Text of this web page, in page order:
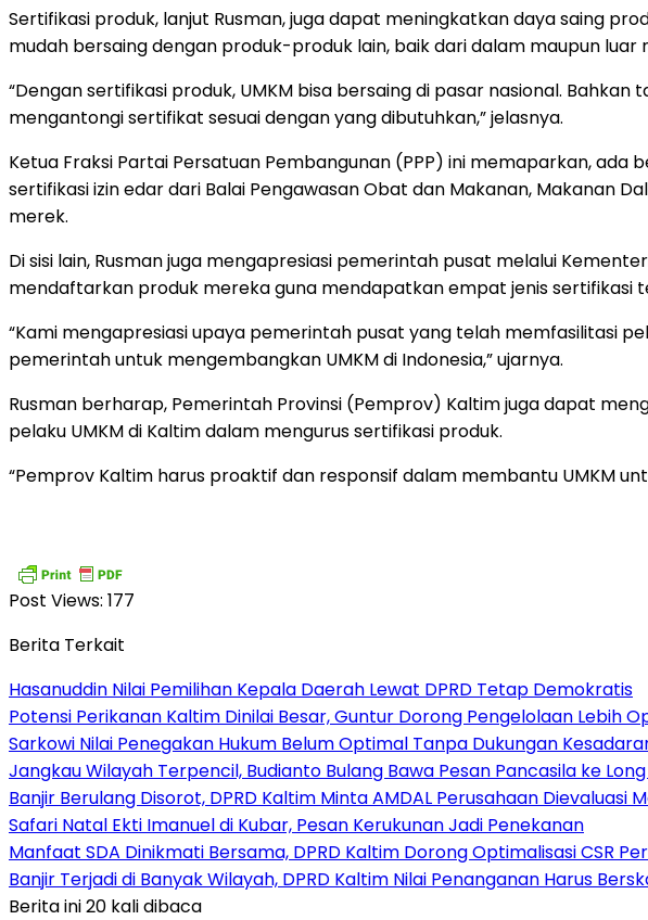
Sertifikasi produk, lanjut Rusman, juga dapat meningkatkan daya saing
mudah bersaing dengan produk-produk lain, baik dari dalam maupun luar
“Dengan sertifikasi produk, UMKM bisa bersaing di pasar nasional.
mengantongi sertifikat sesuai dengan yang dibutuhkan,” jelasnya.
Ketua Fraksi Partai Persatuan Pembangunan (PPP) ini memaparkan, ada
sertifikasi izin edar dari Balai Pengawasan Obat dan Makanan, Makanan
merek.
Di sisi lain, Rusman juga mengapresiasi pemerintah pusat melalui
mendaftarkan produk mereka guna mendapatkan empat jenis sertifikasi
“Kami mengapresiasi upaya pemerintah pusat yang telah memfasilitasi
pemerintah untuk mengembangkan UMKM di Indonesia,” ujarnya.
Rusman berharap, Pemerintah Provinsi (Pemprov) Kaltim juga dapat
pelaku UMKM di Kaltim dalam mengurus sertifikasi produk.
“Pemprov Kaltim harus proaktif dan responsif dalam membantu UMKM
Post Views: 177
Berita Terkait
Hasanuddin Nilai Pemilihan Kepala Daerah Lewat DPRD Tetap Demokratis
Potensi Perikanan Kaltim Dinilai Besar, Guntur Dorong Pengelolaan Lebih
Sarkowi Nilai Penegakan Hukum Belum Optimal Tanpa Dukungan
Jangkau Wilayah Terpencil, Budianto Bulang Bawa Pesan Pancasila ke
Banjir Berulang Disorot, DPRD Kaltim Minta AMDAL Perusahaan Dievaluasi
Safari Natal Ekti Imanuel di Kubar, Pesan Kerukunan Jadi Penekanan
Manfaat SDA Dinikmati Bersama, DPRD Kaltim Dorong Optimalisasi CSR
Banjir Terjadi di Banyak Wilayah, DPRD Kaltim Nilai Penanganan Harus
Berita ini 20 kali dibaca